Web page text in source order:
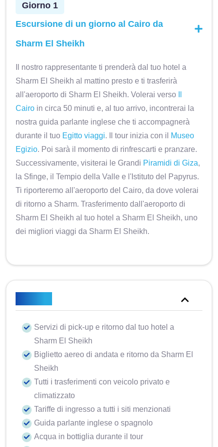
Giorno 1
Escursione di un giorno al Cairo da
Sharm El Sheikh
Il nostro rappresentante ti prenderà dal tuo hotel a
Sharm El Sheikh al mattino presto e ti trasferirà
all'aeroporto di Sharm El Sheikh. Volerai verso
Cairo in circa 50 minuti e, al tuo arrivo, incontrerai la
nostra guida parlante inglese che ti accompagnerà
durante il tuo Egitto viaggi. Il tour inizia con il
Museo
Egizio. Poi sarà il momento di rinfrescarti e pranzare.
Successivamente, visiterai le Grandi Piramidi di Giza,
la Sfinge, il Tempio della Valle e l'Istituto del Papyrus.
Ti riporteremo all'aeroporto del Cairo, da dove volerai
di ritorno a Sharm. Trasferimento dall'aeroporto di
Sharm El Sheikh al tuo hotel a Sharm El Sheikh, uno
dei migliori viaggi da Sharm El Sheikh.
Servizi di pick-up e ritorno dal tuo hotel a
Sharm El Sheikh
Biglietto aereo di andata e ritorno da Sharm El
Sheikh
Tutti i trasferimenti con veicolo privato e
climatizzato
Tariffe di ingresso a tutti i siti menzionati
Guida parlante inglese o spagnolo
Acqua in bottiglia durante il tour